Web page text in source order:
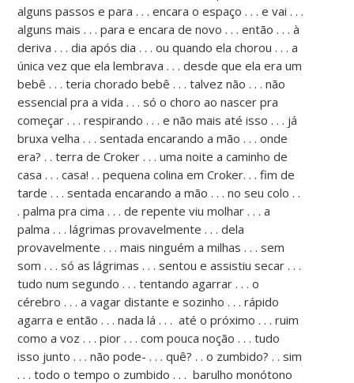
alguns passos e para . . . encara o espaço . . . e vai . . .
alguns mais . . . para e encara de novo . . . então . . . à
deriva . . . dia após dia . . . ou quando ela chorou . . . a
única vez que ela lembrava . . . desde que ela era um
bebê . . . teria chorado bebê . . . talvez não . . . não
essencial pra a vida . . . só o choro ao nascer pra
começar . . . respirando . . . e não mais até isso . . . já
bruxa velha . . . sentada encarando a mão . . . onde
era? . . terra de Croker . . . uma noite a caminho de
casa . . . casa! . . pequena colina em Croker. . . fim de
tarde . . . sentada encarando a mão . . . no seu colo . .
. palma pra cima . . . de repente viu molhar . . . a
palma . . . lágrimas provavelmente . . . dela
provavelmente . . . mais ninguém a milhas . . . sem
som . . . só as lágrimas . . . sentou e assistiu secar . . .
tudo num segundo . . . tentando agarrar . . . o
cérebro . . . a vagar distante e sozinho . . . rápido
agarra e então . . . nada lá . . . até o próximo . . . ruim
como a voz . . . pior . . . com pouca noção . . . tudo
isso junto . . . não pode- . . . quê? . . o zumbido? . . sim
. . . todo o tempo o zumbido . . . barulho monótono